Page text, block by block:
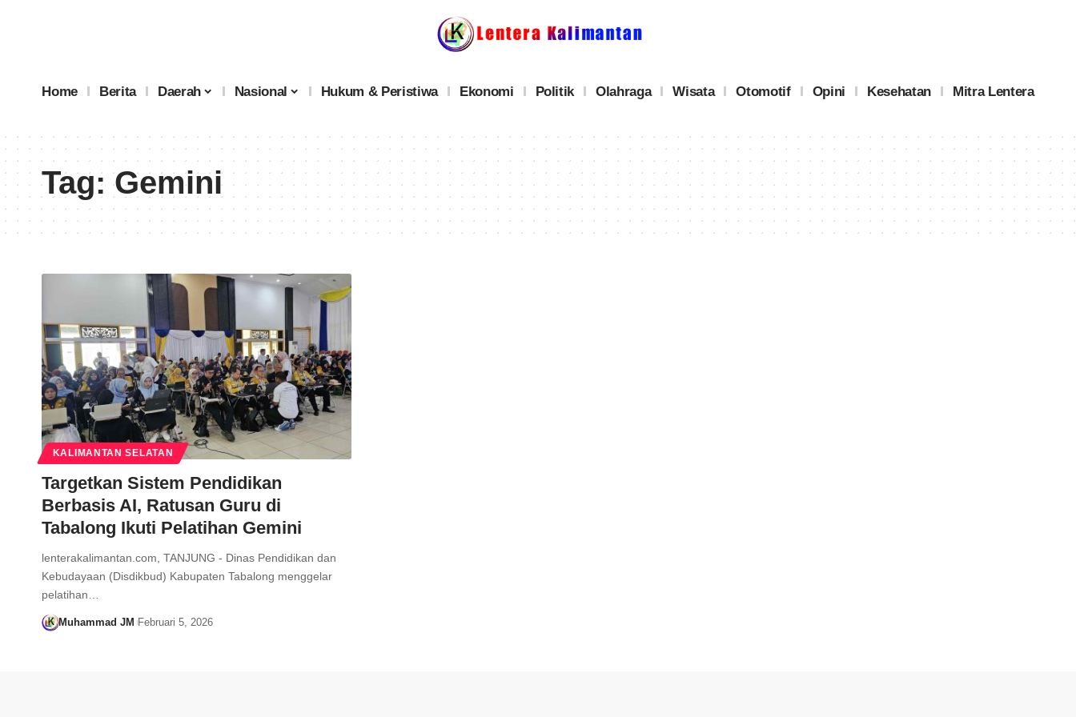
Home Berita Daerah Nasional Hukum & Peristiwa Ekonomi Politik Olahraga Wisata Otomotif Opini Kesehatan Mitra Lentera
Tag:Gemini
KALIMANTAN SELATAN
Targetkan Sistem Pendidikan
Berbasis AI, Ratusan Guru di
Tabalong Ikuti Pelatihan Gemini
lenterakalimantan.com, TANJUNG - Dinas Pendidikan dan
Kebudayaan (Disdikbud) Kabupaten Tabalong menggelar
pelatihan…
Muhammad JM Februari 5, 2026